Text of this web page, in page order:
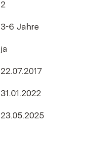
2
3-6 Jahre
ja
22.07.2017
31.01.2022
23.05.2025